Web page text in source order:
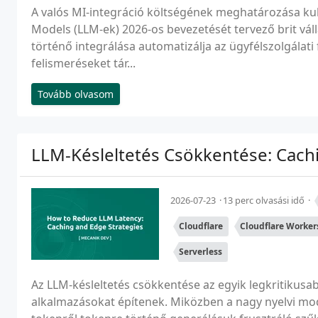
A valós MI-integráció költségének meghatározása
Models (LLM-ek) 2026-os bevezetését tervező brit
történő integrálása automatizálja az
felismeréseket tár...
Tovább olvasom
LLM-Késleltetés Csökkentése:
2026-07-23 13 perc olvasási idő
Cloudflare Cloudflare
Serverless
Az LLM-késleltetés csökkentése az egyik
alkalmazásokat építenek. Miközben a nagy nyelvi